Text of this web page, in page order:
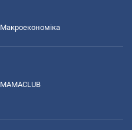
Макроекономіка
MAMACLUB